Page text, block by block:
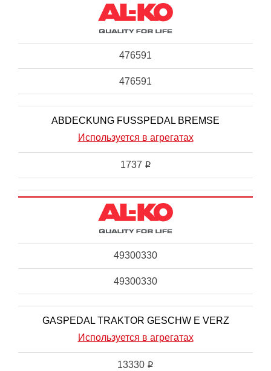
476591
476591
ABDECKUNG FUSSPEDAL BREMSE
Используется в агрегатах
1737 i
49300330
49300330
GASPEDAL TRAKTOR GESCHW E VERZ
Используется в агрегатах
13330 i